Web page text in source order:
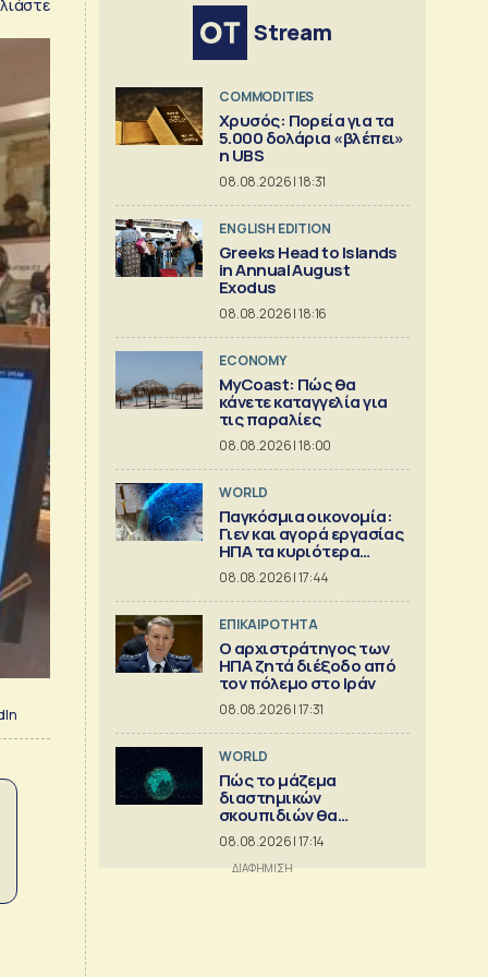
Stream
COMMODITIES
Χρυσός: Πορεία για τα
5.000 δολάρια «βλέπει»
η UBS
08.08.2026 | 18:31
ENGLISH EDITION
Greeks Head to Islands
in Annual August
Exodus
08.08.2026 | 18:16
ECONOMY
MyCoast: Πώς θα
κάνετε καταγγελία για
τις παραλίες
08.08.2026 | 18:00
WORLD
Παγκόσμια οικονομία:
Γιεν και αγορά εργασίας
ΗΠΑ τα κυριότερα
γεγονότα
08.08.2026 | 17:44
ΕΠΙΚΑΙΡΟΤΗΤΑ
Ο αρχιστράτηγος των
ΗΠΑ ζητά διέξοδο από
τον πόλεμο στο Ιράν
08.08.2026 | 17:31
WORLD
Πώς το μάζεμα
διαστημικών
σκουπιδιών θα
μπορούσε να εξελιχθεί
σε μια μεγάλη
επιχείρηση
08.08.2026 | 17:14